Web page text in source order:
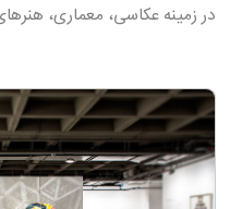
در زمینه عکاسی، معماری،